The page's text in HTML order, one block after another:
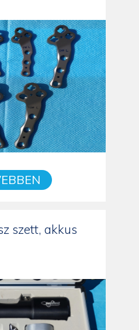
szett, akkus